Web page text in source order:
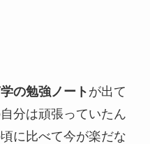
の勉強ノート が出て
分は頑張っていたん
に比べて今が楽だな